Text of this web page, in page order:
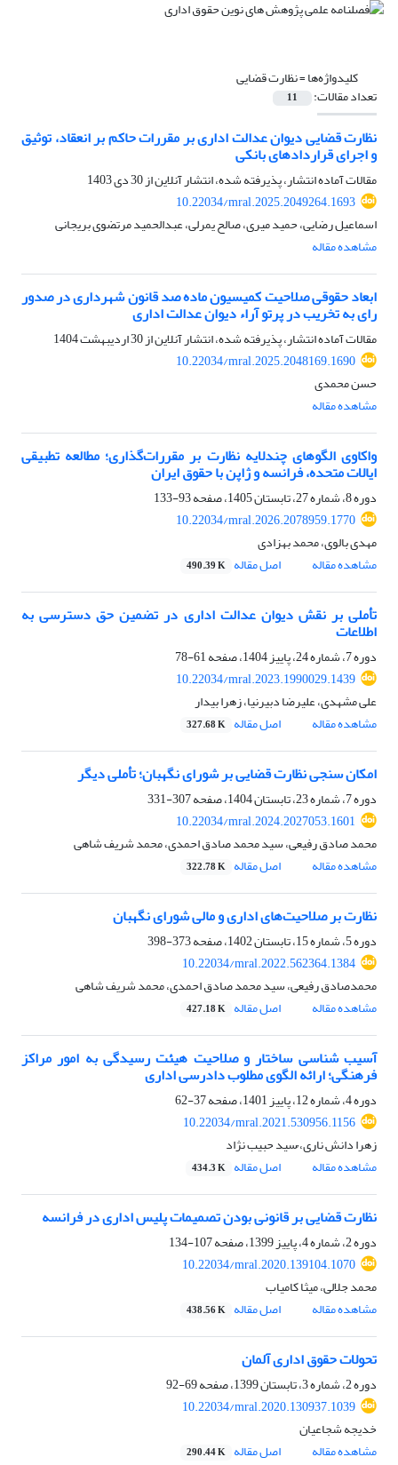
کلیدواژه‌ها =نظارت قضایی
تعداد مقالات: 11
نظارت قضایی دیوان عدالت اداری بر مقررات حاکم بر انعقاد، توثیق
و اجرای قراردادهای بانکی
مقالات آماده انتشار، پذیرفته شده، انتشار آنلاین از30 دی 1403
10.22034/mral.2025.2049264.1693
اسماعیل رضایی، حمید میری، صالح یمرلی، عبدالحمید مرتضوی بریجانی
مشاهده مقاله
ابعاد حقوقی صلاحیت کمیسیون ماده صد قانون شهرداری در صدور
رای به تخریب در پرتو آراء دیوان عدالت اداری
مقالات آماده انتشار، پذیرفته شده، انتشار آنلاین از30 اردیبهشت 1404
10.22034/mral.2025.2048169.1690
حسن محمدی
مشاهده مقاله
واکاوی الگوهای چندلایه نظارت بر مقررات‌گذاری؛ مطالعه تطبیقی
ایالات متحده، فرانسه و ژاپن با حقوق ایران
دوره 8، شماره 27، تابستان 1405، صفحه
93-133
10.22034/mral.2026.2078959.1770
مهدی بالوی، محمد بهزادی
مشاهده مقاله
اصل مقاله 490.39 K
تأملی بر نقش دیوان عدالت اداری در تضمین حق دسترسی به
اطلاعات
دوره 7، شماره 24، پاییز 1404، صفحه
61-78
10.22034/mral.2023.1990029.1439
علی مشهدی، علیرضا دبیرنیا، زهرا بیدار
مشاهده مقاله
اصل مقاله 327.68 K
امکان سنجی نظارت قضایی بر شورای نگهبان؛ تأملی دیگر
دوره 7، شماره 23، تابستان 1404، صفحه
307-331
10.22034/mral.2024.2027053.1601
محمد صادق رفیعی، سید محمد صادق احمدی، محمد شریف شاهی
مشاهده مقاله
اصل مقاله 322.78 K
نظارت بر صلاحیت‌های اداری و مالی شورای نگهبان
دوره 5، شماره 15، تابستان 1402، صفحه
373-398
10.22034/mral.2022.562364.1384
محمدصادق رفیعی، سید محمد صادق احمدی، محمد شریف شاهی
مشاهده مقاله
اصل مقاله 427.18 K
آسیب شناسی ساختار و صلاحیت هیئت رسیدگی به امور مراکز
فرهنگی؛ ارائه الگوی مطلوب دادرسی اداری
دوره 4، شماره 12، پاییز 1401، صفحه
37-62
10.22034/mral.2021.530956.1156
زهرا دانش ناری، ُسید حبیب نژاد
مشاهده مقاله
اصل مقاله 434.3 K
نظارت قضایی بر قانونی بودن تصمیمات پلیس اداری در فرانسه
دوره 2، شماره 4، پاییز 1399، صفحه
107-134
10.22034/mral.2020.139104.1070
محمد جلالی، میثا کامیاب
مشاهده مقاله
اصل مقاله 438.56 K
تحولات حقوق اداری آلمان
دوره 2، شماره 3، تابستان 1399، صفحه
69-92
10.22034/mral.2020.130937.1039
خدیجه شجاعیان
مشاهده مقاله
اصل مقاله 290.44 K